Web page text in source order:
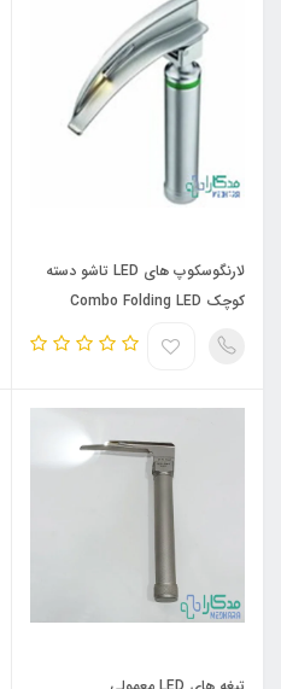
لارنگوسکوپ های LED تاشو دسته
کوچک Combo Folding LED
Laryngoscopes